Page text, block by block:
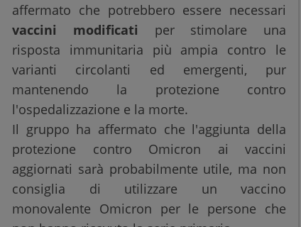
affermato che potrebbero essere necessari
vaccini modificati per stimolare una
risposta immunitaria più ampia contro le
varianti circolanti ed emergenti, pur
mantenendo la protezione contro
l'ospedalizzazione e la morte.
Il gruppo ha affermato che l'aggiunta della
protezione contro Omicron ai vaccini
aggiornati sarà probabilmente utile, ma non
consiglia di utilizzare un vaccino
monovalente Omicron per le persone che